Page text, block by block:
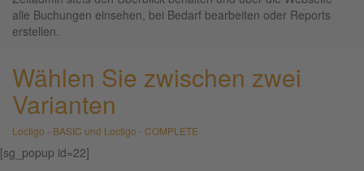
alle Buchungen einsehen, bei Bedarf bearbeiten oder Reports
erstellen.
Wählen Sie zwischen zwei
Varianten
Loctigo - BASIC und Loctigo - COMPLETE
[sg_popup id=22]